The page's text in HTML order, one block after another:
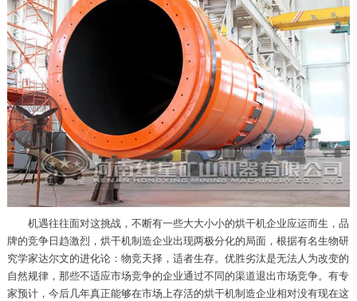
机遇往往面对这挑战，不断有一些大大小小的烘干机企业应运而生，品
牌的竞争日趋激烈，烘干机制造企业出现两极分化的局面，根据有名生物研
究学家达尔文的进化论：物竞天择，适者生存。优胜劣汰是无法人为改变的
自然规律，那些不适应市场竞争的企业通过不同的渠道退出市场竞争。有专
家预计，今后几年真正能够在市场上存活的烘干机制造企业相对没有现在这